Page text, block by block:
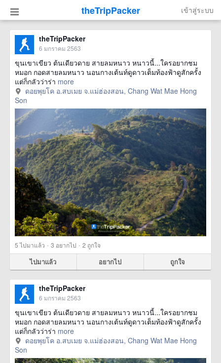
theTripPacker เข้าสู่ระบบ
theTripPacker
6 มกราคม 2563
ขุนเขาเขียว ต้นเดียวดาย สายลมหนาว หนาวนี้...ใครอยากชม
หมอก กอดสายลมหนาว นอนกางเต้นท์ดูดาวเต็มท้องฟ้าดูสักครั้ง
แต่ก็กลัวว่าร่า more
ดอยพุยโค อ.สบเมย จ.แม่ฮ่องสอน, Chang Wat Mae Hong
Son
5ไปมาแล้ว · 3 อยากไป · 2 ถูกใจ
ไปมาแล้ว อยากไป ถูกใจ
theTripPacker
6 มกราคม 2563
ขุนเขาเขียว ต้นเดียวดาย สายลมหนาว หนาวนี้...ใครอยากชม
หมอก กอดสายลมหนาว นอนกางเต้นท์ดูดาวเต็มท้องฟ้าดูสักครั้ง
แต่ก็กลัวว่าร่า more
ดอยพุยโค อ.สบเมย จ.แม่ฮ่องสอน, Chang Wat Mae Hong
Son